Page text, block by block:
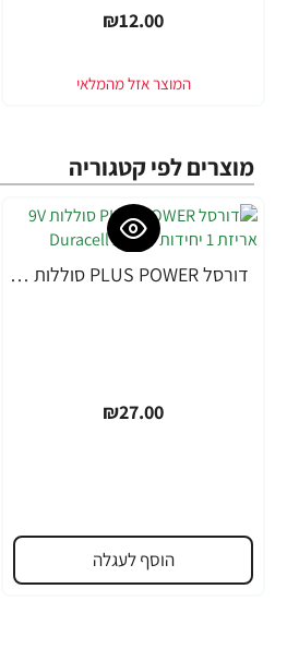
₪12.00
מוצרים לפי קטגוריה
דורסל PLUS POWER סוללות 9V אריזת 1 יחידות - מבית Duracell
₪27.00
הוסף לעגלה